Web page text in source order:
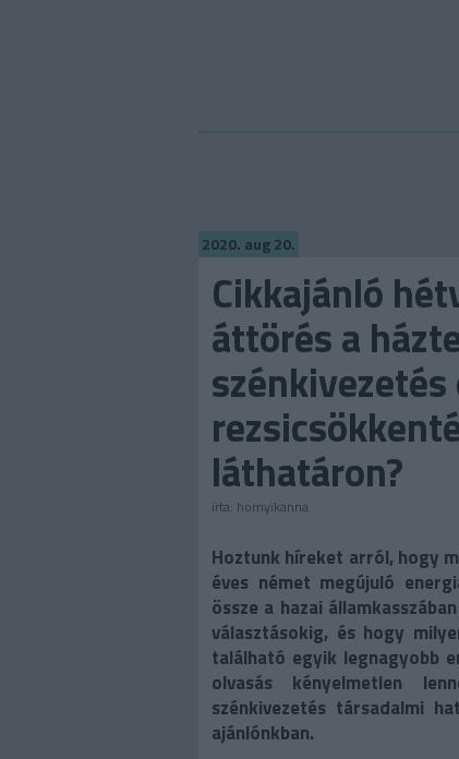
2020. aug 20.
Cikkajánló
áttörés a
láthatáron?
írta: hornyikanna
Hoztunk híreket arról, hogy
éves német megújuló
össze a hazai
választásokig, és hogy
található egyik legnagyobb
olvasás kényelmetlen
szénkivezetés társadalmi
ajánlónkban.